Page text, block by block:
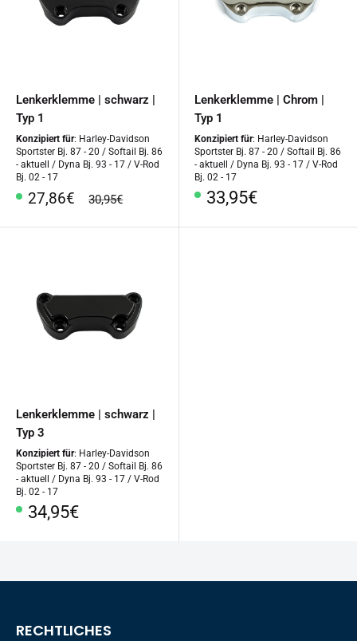
Lenkerklemme | schwarz |
Typ 1
Konzipiert für: Harley-Davidson
Sportster Bj. 87 - 20 / Softail Bj. 86
- aktuell / Dyna Bj. 93 - 17 / V-Rod
Bj. 02 - 17
Sonderpreis
27,86€ Normalpreis
30,95€
Lenkerklemme | Chrom |
Typ 1
Konzipiert für: Harley-Davidson
Sportster Bj. 87 - 20 / Softail Bj. 86
- aktuell / Dyna Bj. 93 - 17 / V-Rod
Bj. 02 - 17
Sonderpreis
33,95€
Lenkerklemme | schwarz |
Typ 3
Konzipiert für: Harley-Davidson
Sportster Bj. 87 - 20 / Softail Bj. 86
- aktuell / Dyna Bj. 93 - 17 / V-Rod
Bj. 02 - 17
Sonderpreis
34,95€
RECHTLICHES